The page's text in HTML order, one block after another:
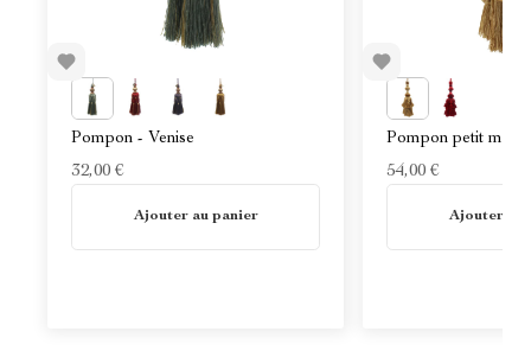
Pompon - Venise
32,00 €
Ajouter au panier
Pompon petit
54,00 €
Ajouter au